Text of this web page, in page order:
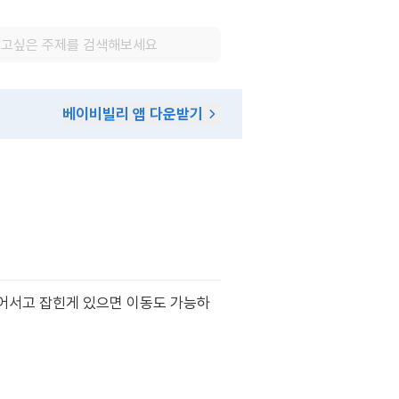
베이비빌리 앱 다운받기
서고 잡힌게 있으면 이동도 가능하